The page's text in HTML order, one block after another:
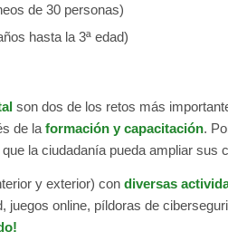
de 30 personas)
hasta la 3ª edad)
son dos de los retos más
de la formación y capacitación.
la ciudadanía pueda ampliar sus
y exterior) con diversas
juegos online, píldoras de